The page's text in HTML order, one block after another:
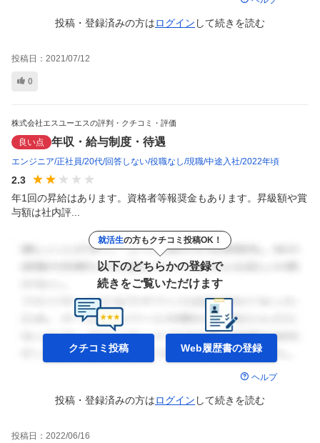
投稿・登録済みの方はログイン して続きを読む
投稿日： 2021/07/12
0
株式会社エスユーエスの評判・クチコミ・評価
良い点 年収・給与制度・待遇
エンジニア 正社員 20代 回答しない 役職なし 現職 中途入社 2022年頃
2.3
年1回の昇給はあります。資格者等報奨金もあります。昇級額や賞
与額は社内評...
就活生の方もクチコミ投稿OK！
以下のどちらかの登録で
続きをご覧いただけます
クチコミ投稿 Web履歴書の登録
ヘルプ
投稿・登録済みの方はログイン して続きを読む
投稿日： 2022/06/16